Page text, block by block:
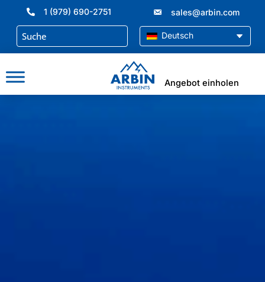
springen
1 (979) 690-2751 sales@arbin.com
Deutsch
Angebot einholen